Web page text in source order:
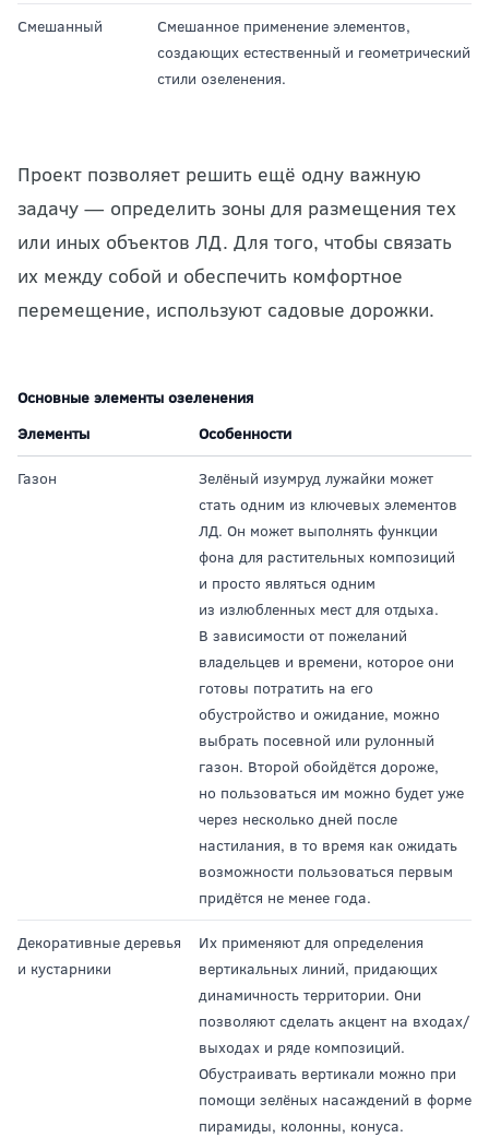
Смешанный
Смешанное применение элементов,
создающих естественный и геометрический
стили озеленения.
Проект позволяет решить ещё одну важную
задачу — определить зоны для размещения тех
или иных объектов ЛД. Для того, чтобы связать
их между собой и обеспечить комфортное
перемещение, используют садовые дорожки.
Основные элементы озеленения
Элементы
Особенности
Газон
Зелёный изумруд лужайки может
стать одним из ключевых элементов
ЛД. Он может выполнять функции
фона для растительных композиций
и просто являться одним
из излюбленных мест для отдыха.
В зависимости от пожеланий
владельцев и времени, которое они
готовы потратить на его
обустройство и ожидание, можно
выбрать посевной или рулонный
газон. Второй обойдётся дороже,
но пользоваться им можно будет уже
через несколько дней после
настилания, в то время как ожидать
возможности пользоваться первым
придётся не менее года.
Декоративные деревья
и кустарники
Их применяют для определения
вертикальных линий, придающих
динамичность территории. Они
позволяют сделать акцент на входах/
выходах и ряде композиций.
Обустраивать вертикали можно при
помощи зелёных насаждений в форме
пирамиды, колонны, конуса.